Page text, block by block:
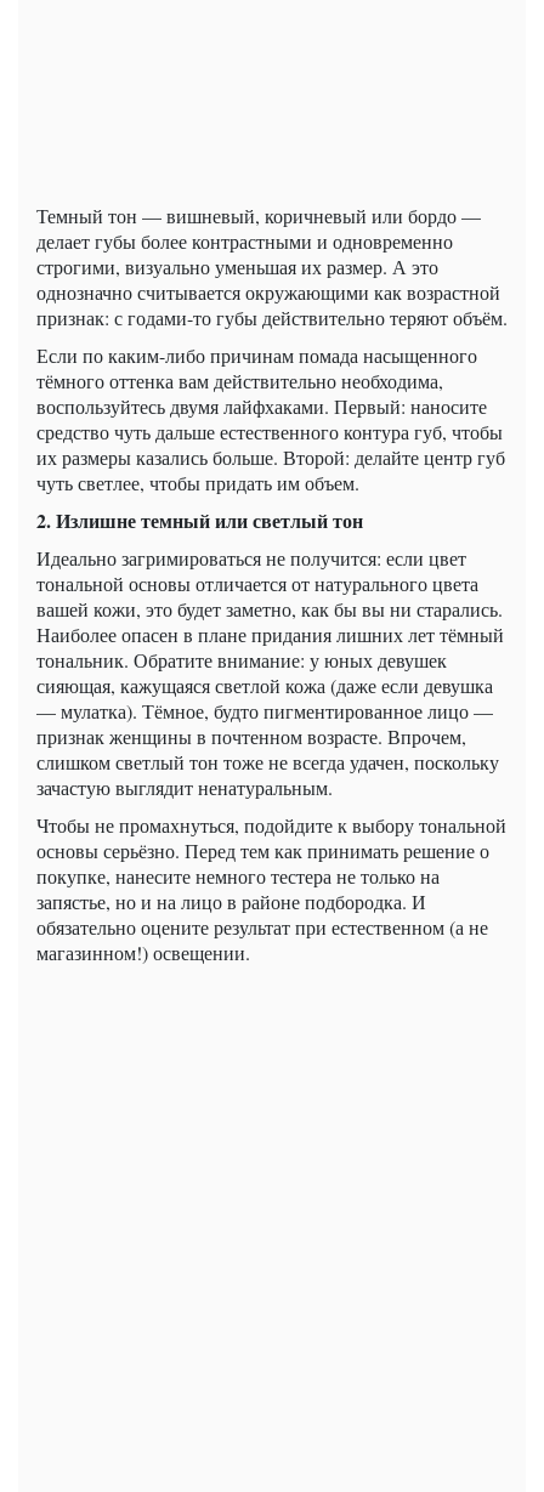
Темный тон — вишневый, коричневый или бордо —
делает губы более контрастными и одновременно
строгими, визуально уменьшая их размер. А это
однозначно считывается окружающими как возрастной
признак: с годами-то губы действительно теряют объём.
Если по каким-либо причинам помада насыщенного
тёмного оттенка вам действительно необходима,
воспользуйтесь двумя лайфхаками. Первый: наносите
средство чуть дальше естественного контура губ, чтобы
их размеры казались больше. Второй: делайте центр губ
чуть светлее, чтобы придать им объем.
2. Излишне темный или светлый тон
Идеально загримироваться не получится: если цвет
тональной основы отличается от натурального цвета
вашей кожи, это будет заметно, как бы вы ни старались.
Наиболее опасен в плане придания лишних лет тёмный
тональник. Обратите внимание: у юных девушек
сияющая, кажущаяся светлой кожа (даже если девушка
— мулатка). Тёмное, будто пигментированное лицо —
признак женщины в почтенном возрасте. Впрочем,
слишком светлый тон тоже не всегда удачен, поскольку
зачастую выглядит ненатуральным.
Чтобы не промахнуться, подойдите к выбору тональной
основы серьёзно. Перед тем как принимать решение о
покупке, нанесите немного тестера не только на
запястье, но и на лицо в районе подбородка. И
обязательно оцените результат при естественном (а не
магазинном!) освещении.